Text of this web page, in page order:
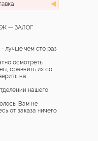
— ЗАЛОГ
лучше чем сто раз
осмотреть
сравнить их со
на
нашего
Вам не
от заказа ничего